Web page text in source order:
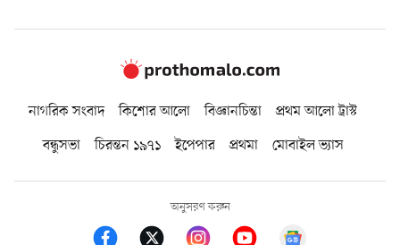
নাগরিক সংবাদ কিশোর আলো বিজ্ঞানচিন্তা
প্রথম আলো ট্রাস্ট
বন্ধুসভা
চিরন্তন ১৯৭১ ইপেপার প্রথমা মোবাইল ভ্যাস
অনুসরণ করুন